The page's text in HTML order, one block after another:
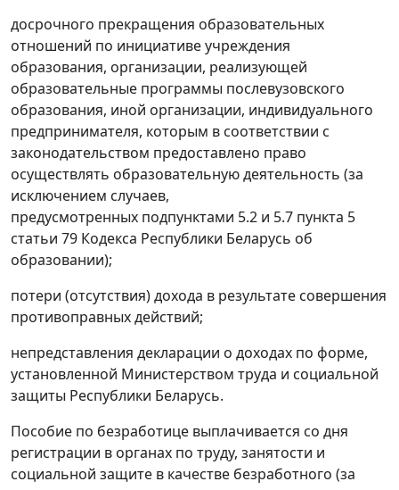
досрочного прекращения образовательных
отношений по инициативе учреждения
образования, организации, реализующей
образовательные программы послевузовского
образования, иной организации, индивидуального
предпринимателя, которым в соответствии с
законодательством предоставлено право
осуществлять образовательную деятельность (за
исключением случаев,
предусмотренных подпунктами 5.2 и 5.7 пункта 5
статьи 79 Кодекса Республики Беларусь об
образовании);
потери (отсутствия) дохода в результате совершения
противоправных действий;
непредставления декларации о доходах по форме,
установленной Министерством труда и социальной
защиты Республики Беларусь.
Пособие по безработице выплачивается со дня
регистрации в органах по труду, занятости и
социальной защите в качестве безработного (за